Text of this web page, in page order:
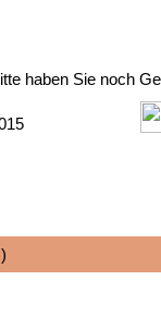
haben Sie noch